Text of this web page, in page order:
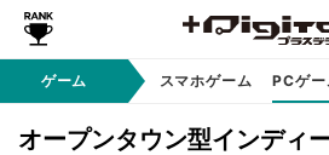
ゲーム
コンソールゲーム スマホゲーム PCゲー
オープンタウン型インディ